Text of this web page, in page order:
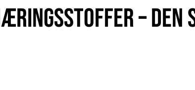
– Den